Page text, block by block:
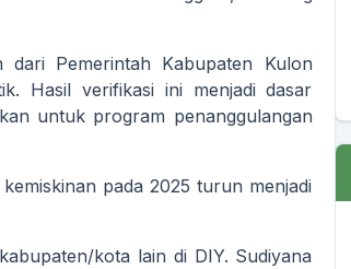
dari Pemerintah Kabupaten Kulon
Hasil verifikasi ini menjadi dasar
untuk program penanggulangan
pada 2025 turun menjadi
kota lain di DIY. Sudiyana